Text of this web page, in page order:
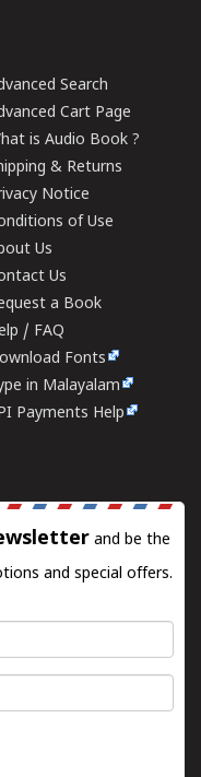
Search
Cart Page
is Audio Book ?
& Returns
Notice
of Use
Us
Us
a Book
/ FAQ
Fonts
in Malayalam
Payments Help
and be the
and special offers.